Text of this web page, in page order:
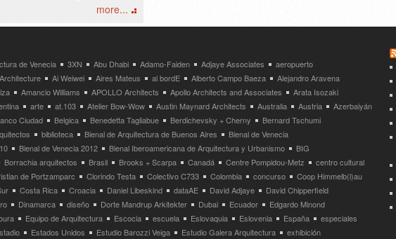
more...
de Venecia 3XN Abu Dhabi Adamo-Faiden Adjaye Associates
aeropuerto
Ai Weiwei Aires Mateus al bordE Alberto Campo Baeza
Alejandro Aravena
Amancio Williams APOLLO Architects Apollo Architects and Associates
Arata Isozaki
arte at.103 Atelier Bow-Wow Austin Maynard Architects Australia Austria
Azerbaiyán
Ciudad Belgica Benedetta Tagliabue Berdichevsky + Cherny
Bernard Tschumi
biblioteca Bienal de Arquitectura de Buenos Aires
Bienal de Venecia
Bienal de Venecia 2012 Bienal Iberoamericana de Arquitectura y Urbanismo
BIG
Borrachia arquitectos Brasil Brooks + Scarpa Canadá Centre Pompidou-Metz
centro cultural
de Portzamparc Clorindo Testa Colectivo C733 Colombia concurso
Coop Himmelb(l)au
Costa Rica Croacia Daniel Libeskind dataAE David Adjaye
David Chipperfield
Dinamarca diseño Dorte Mandrup Arkitekter Dubai Ecuador
Edgardo Minond
Equipo de Arquitectura Escocia escuela Eslovaquia Eslovenia España
especiales
Estados Unidos Estudio Barozzi Veiga Estudio Galera Arquitectura
exhibición